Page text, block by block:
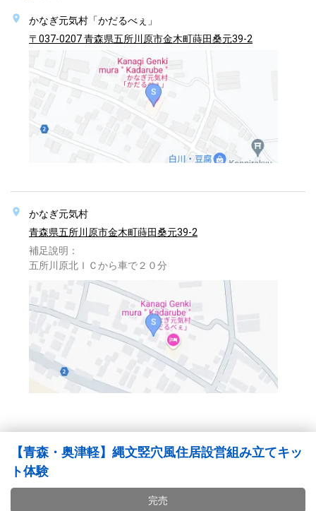
かなぎ元気村「かだるべぇ」
〒037-0207 青森県五所川原市金木町蒔田桑元39-2
かなぎ元気村
青森県五所川原市金木町蒔田桑元39-2
補足說明：
五所川原北ＩＣから車で２０分
【青森・奥津軽】縄文竪穴風住居設営組み立てキッ
ト体験
完売